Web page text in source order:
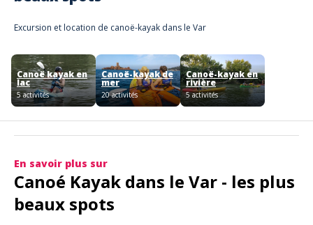
Excursion et location de canoë-kayak dans le Var
Canoë kayak en
lac
5 activités
Canoë-kayak de
mer
20 activités
Canoë-kayak en
rivière
5 activités
En savoir plus sur
Canoé Kayak dans le Var - les plus
beaux spots